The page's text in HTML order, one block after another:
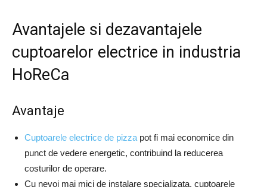
Avantajele si dezavantajele
cuptoarelor electrice in industria
HoReCa
Avantaje
Cuptoarele electrice de pizza pot fi mai economice din
punct de vedere energetic, contribuind la reducerea
costurilor de operare.
Cu nevoi mai mici de instalare specializata, cuptoarele